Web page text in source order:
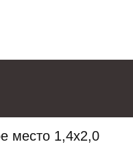
место 1,4х2,0